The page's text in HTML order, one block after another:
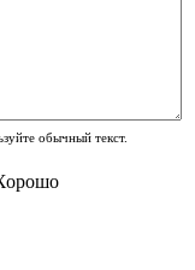
обычный текст.